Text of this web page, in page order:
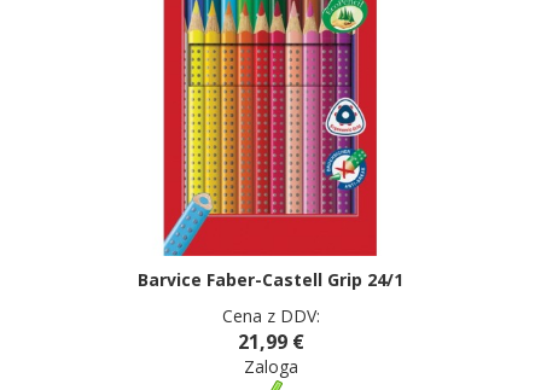
Barvice Faber-Castell Grip 24/1
Cena z DDV:
21,99 €
Zaloga